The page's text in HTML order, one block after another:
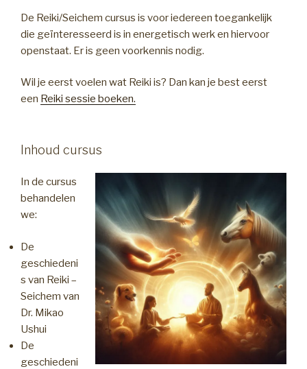
De Reiki/Seichem cursus is voor iedereen toegankelijk
die geïnteresseerd is in energetisch werk en hiervoor
openstaat. Er is geen voorkennis nodig.
Wil je eerst voelen wat Reiki is? Dan kan je best eerst
een Reiki sessie boeken.
Inhoud cursus
In de cursus
behandelen
we:
De
geschiedeni
s van Reiki –
Seichem van
Dr. Mikao
Ushui
De
geschiedeni